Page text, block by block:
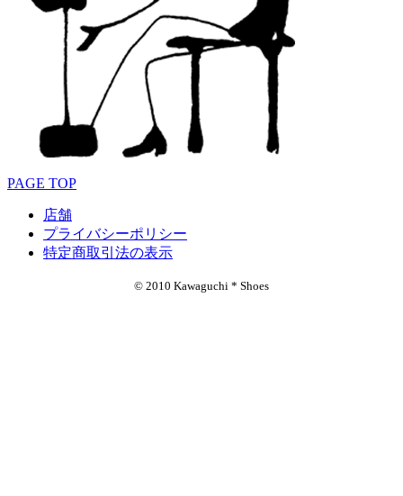
PAGE TOP
店舗
プライバシーポリシー
特定商取引法の表示
© 2010 Kawaguchi * Shoes